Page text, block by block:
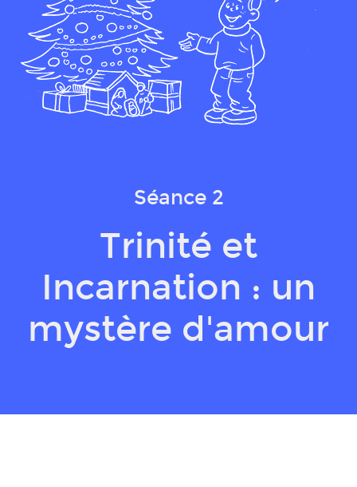
Séance 2
Trinité et
Incarnation : un
mystère d'amour